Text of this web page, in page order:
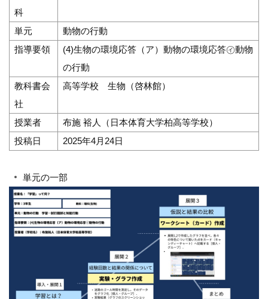
科
単元
動物の行動
指導要領
(4)生物の環境応答（ア）動物の環境応答㋑動物
の行動
教科書会
社
高等学校 生物（啓林館）
授業者
布施 裕人（日本体育大学柏高等学校）
投稿日
2025年4月24日
単元の一部